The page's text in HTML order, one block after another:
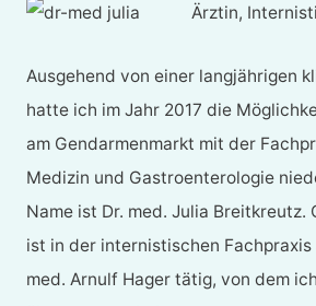
Ärztin,
Ausgehend von einer langjährigen
hatte ich im Jahr 2017 die
am Gendarmenmarkt mit der
Medizin und Gastroenterologie
Name ist Dr. med. Julia Breitkreutz.
ist in der internistischen
med. Arnulf Hager tätig, von dem